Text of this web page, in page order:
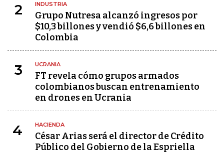
2 INDUSTRIA
Grupo Nutresa alcanzó ingresos por
$10,3 billones y vendió $6,6 billones en
Colombia
3 UCRANIA
FT revela cómo grupos armados
colombianos buscan entrenamiento
en drones en Ucrania
4 HACIENDA
César Arias será el director de Crédito
Público del Gobierno de la Espriella